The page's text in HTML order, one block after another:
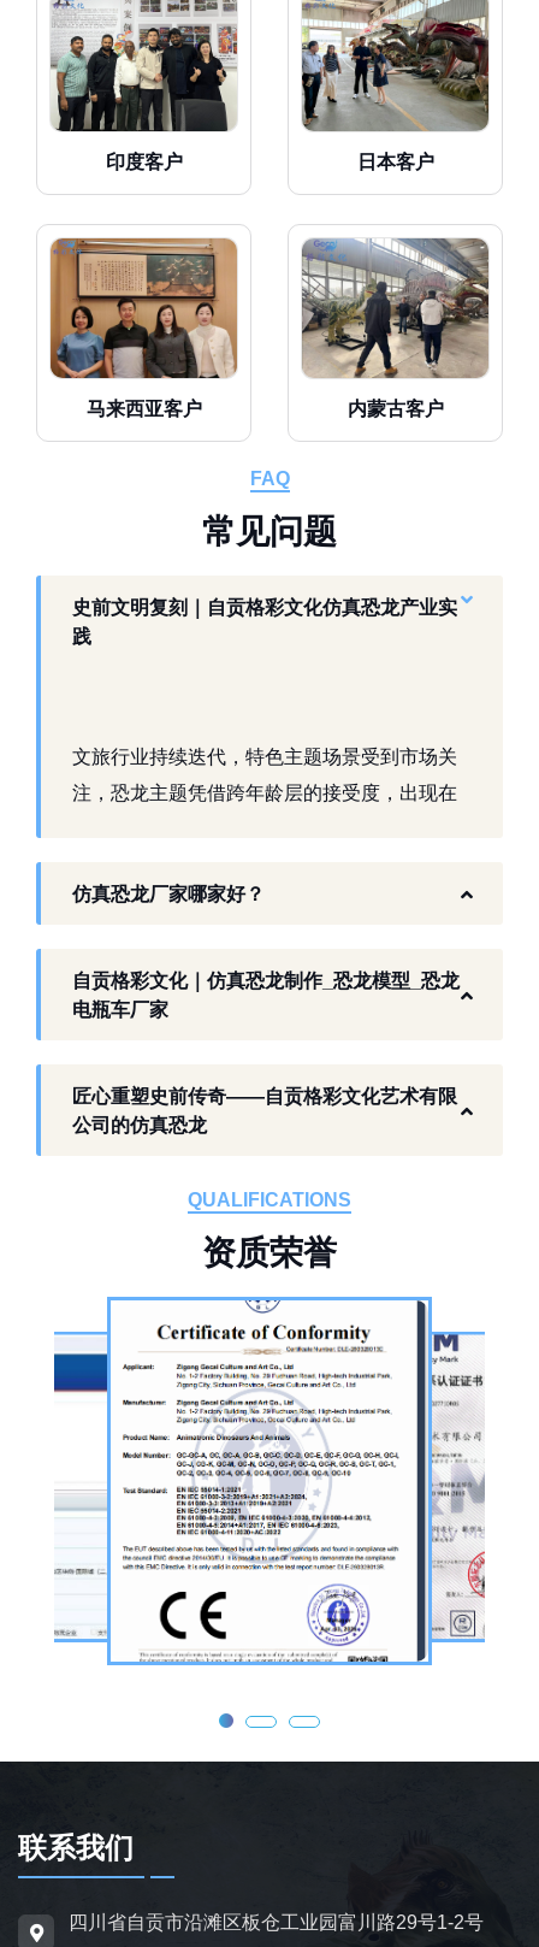
印度客户 日本客户
马来西亚客户 内蒙古客户
FAQ
常见问题
史前文明复刻｜自贡格彩文化仿真恐龙产业实
践
文旅行业持续迭代，特色主题场景受到市场关
注，恐龙主题凭借跨年龄层的接受度，出现在
生态。自贡格彩文化艺术有限公司扎根本地产
以工厂生产能力，为各地客户提供史前主题相
关产品与服务。
工厂生产基础 构建恐龙产业全链服务
作为开展史前仿真模型生产的恐龙制作工厂，
板仓工业园，拥有标准化生产车间、配套生产
品的恐龙制作公司。公司采用按需定制模式，
从前期方案设计、场景规划，到中期原料选
择、工序制作，再到后期运输配送、上门安装
调试，形成全流程服务，可用于主题乐园、文
旅景区、科普展馆、商业广场、大型展会、节
庆活动等场景。
公司核心业务为仿真恐龙制作，产品线涵盖静
态展示、动态互动、游乐体验三类。其中，机
器恐龙结合机械传动、智能控制技术，可实现
眨眼、张嘴吼叫、摆尾、行走、呼吸起伏等动
态效果，皮肤采用环保硅胶材质，还原史前恐
大型雕塑，覆盖霸王龙、三角龙、剑龙、长颈
龙、翼龙等常见品类，同时支持恐龙化石骨架
场景摆放。
为适配亲子游乐场景，公司推出恐龙电动车与
仿真恐龙厂家哪家好？
自贡格彩文化｜仿真恐龙制作_恐龙模型_恐龙
电瓶车厂家
匠心重塑史前传奇——自贡格彩文化艺术有限
公司的仿真恐龙
QUALIFICATIONS
资质荣誉
联系我们
四川省自贡市沿滩区板仓工业园富川路29号1-2号